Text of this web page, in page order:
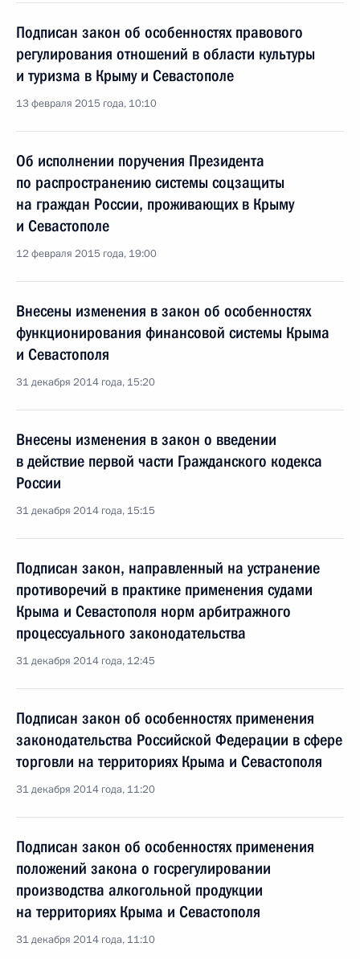
Подписан закон об особенностях правового
регулирования отношений в области культуры
и туризма в Крыму и Севастополе
13 февраля 2015 года, 10:10
Об исполнении поручения Президента
по распространению системы соцзащиты
на граждан России, проживающих в Крыму
и Севастополе
12 февраля 2015 года, 19:00
Внесены изменения в закон об особенностях
функционирования финансовой системы Крыма
и Севастополя
31 декабря 2014 года, 15:20
Внесены изменения в закон о введении
в действие первой части Гражданского кодекса
России
31 декабря 2014 года, 15:15
Подписан закон, направленный на устранение
противоречий в практике применения судами
Крыма и Севастополя норм арбитражного
процессуального законодательства
31 декабря 2014 года, 12:45
Подписан закон об особенностях применения
законодательства Российской Федерации в сфере
торговли на территориях Крыма и Севастополя
31 декабря 2014 года, 11:20
Подписан закон об особенностях применения
положений закона о госрегулировании
производства алкогольной продукции
на территориях Крыма и Севастополя
31 декабря 2014 года, 11:10